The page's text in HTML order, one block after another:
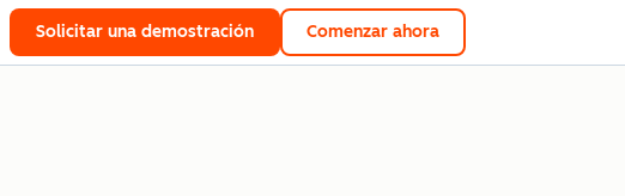
Solicitar una demostración Comenzar ahora